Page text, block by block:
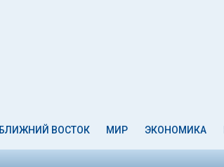
БЛИЖНИЙ ВОСТОК МИР ЭКОНОМИКА